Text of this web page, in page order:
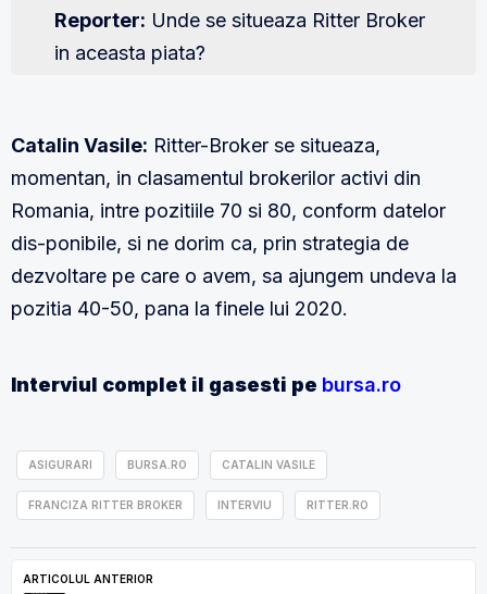
Reporter: Unde se situeaza Ritter Broker
in aceasta piata?
Catalin Vasile: Ritter-Broker se situeaza,
momentan, in clasamentul brokerilor activi din
Romania, intre pozitiile 70 si 80, conform datelor
dis-ponibile, si ne dorim ca, prin strategia de
dezvoltare pe care o avem, sa ajungem undeva la
pozitia 40-50, pana la finele lui 2020.
Interviul complet il gasesti pe bursa.ro
ASIGURARI BURSA.RO CATALIN VASILE
FRANCIZA RITTER BROKER INTERVIU RITTER.RO
ARTICOLUL ANTERIOR